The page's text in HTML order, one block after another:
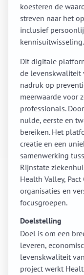
koesteren de
streven naar het
inclusief
kennisuitwisseling.
Dit digitale
de levenskwaliteit
nadruk op
meerwaarde voor
professionals.
nulde, eerste en
bereiken. Het
creatie en een
samenwerking
Rijnstate
Health Valley,
organisaties en
focusgroepen.
Doelstelling
Doel is om een
leveren,
levenskwaliteit
project werkt